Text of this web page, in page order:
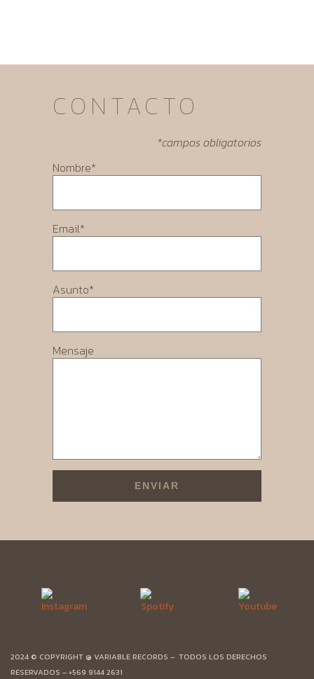
CONTACTO
*campos obligatorios
Nombre*
Email*
Asunto*
Mensaje
2024 © COPYRIGHT @ VARIABLE RECORDS – TODOS LOS DERECHOS
RESERVADOS – +569 9144 2631